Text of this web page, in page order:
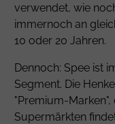
verwendet, wie
immernoch an
10 oder 20 Jahren.
Dennoch: Spee ist
Segment. Die
"Premium-
Supermärkten